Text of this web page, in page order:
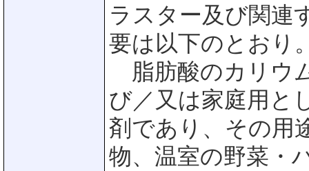
ラスター及び関連
要は以下のとおり
脂肪酸のカリウ
び／又は家庭用と
剤であり、その用
物、温室の野菜・